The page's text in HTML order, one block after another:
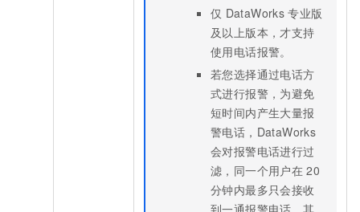
仅 DataWorks 专业版
及以上版本，才支持
使用电话报警。
若您选择通过电话方
式进行报警，为避免
短时间内产生大量报
警电话，DataWorks
会对报警电话进行过
滤，同一个用户在 20
分钟内最多只会接收
到一通报警电话，其